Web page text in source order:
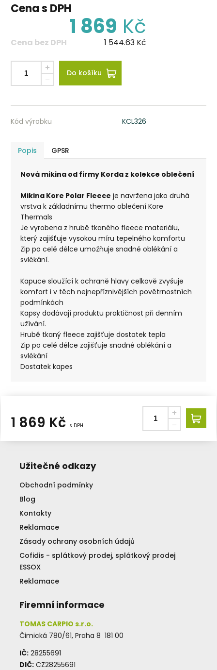
Cena s DPH
1 869 Kč
Cena bez DPH 1 544.63 Kč
Do košíku
Kód výrobku KCL326
Popis GPSR
Nová mikina od firmy Korda z kolekce oblečení
Mikina Kore Polar Fleece je navržena jako druhá
vrstva k základnímu thermo oblečení Kore
Thermals
Je vyrobena z hrubě tkaného fleece materiálu,
který zajišťuje vysokou míru tepelného komfortu
Zip po celé délce umožňuje snadné oblékání a
svlékání.
Kapuce sloužící k ochraně hlavy celkově zvyšuje
komfort i v těch nejnepříznivějších povětrnostních
podmínkách
Kapsy dodávají produktu praktičnost při denním
užívání.
Hrubě tkaný fleece zajišťuje dostatek tepla
Zip po celé délce zajišťuje snadné oblékání a
svlékání
Dostatek kapes
1 869 Kč s DPH
Užitečné odkazy
Obchodní podmínky
Blog
Kontakty
Reklamace
Zásady ochrany osobních údajů
Cofidis - splátkový prodej, splátkový prodej
ESSOX
Reklamace
Firemní informace
TOMAS CARPIO s.r.o.
Čimická 780/61, Praha 8 181 00
IČ: 28255691
DIČ: CZ28255691